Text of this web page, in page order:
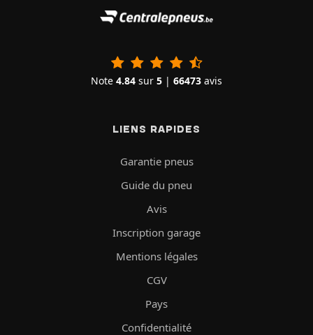
Note 4.84 sur 5 | 66473 avis
LIENS RAPIDES
Garantie pneus
Guide du pneu
Avis
Inscription garage
Mentions légales
CGV
Pays
Confidentialité